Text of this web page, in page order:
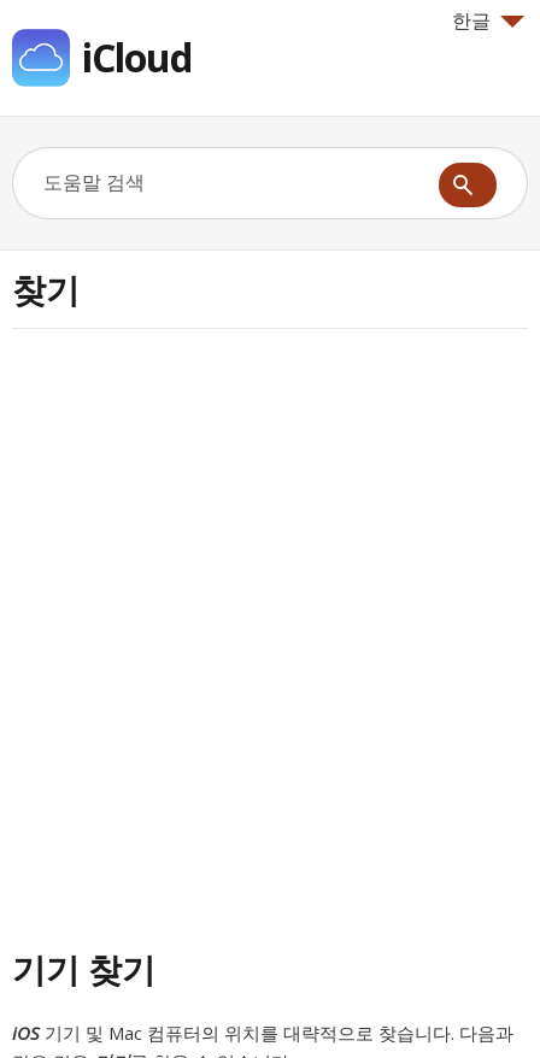
한글
iCloud
찾기
기기 찾기
iOS기기 및 Mac 컴퓨터의 위치를 대략적으로 찾습니다. 다음과